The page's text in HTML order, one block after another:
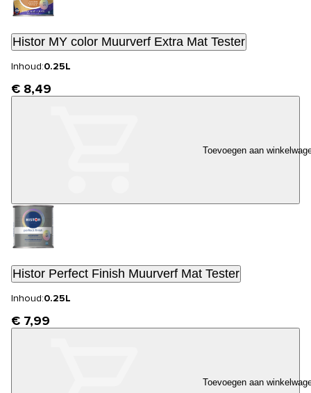
Histor MY color Muurverf Extra Mat Tester
Inhoud:0.25L
€ 8,49
Toevoegen aan
Histor Perfect Finish Muurverf Mat Tester
Inhoud:0.25L
€ 7,99
Toevoegen aan